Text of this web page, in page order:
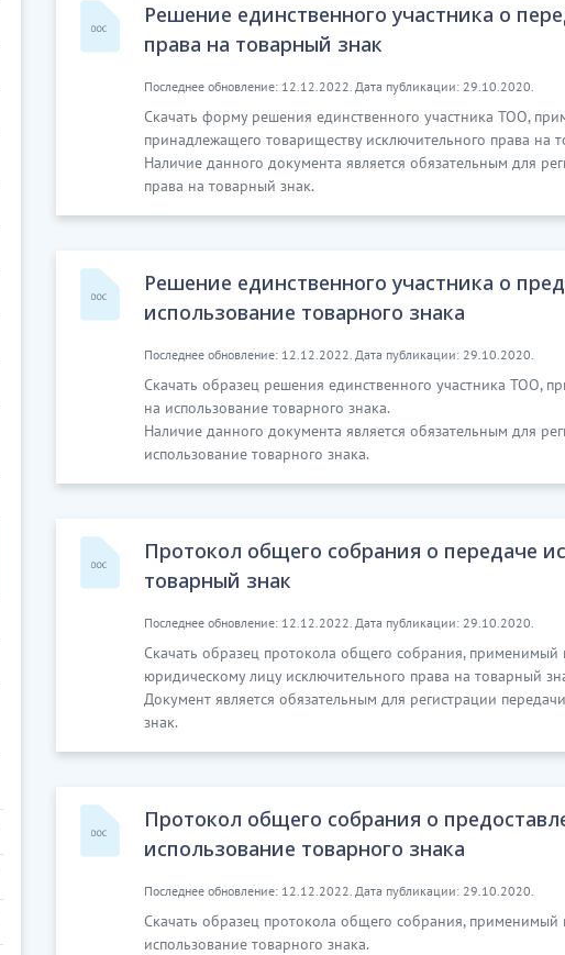
Решение единственного участника о
права на товарный знак
Последнее обновление: 12.12.2022. Дата публикации: 29.10.2020.
Скачать форму решения единственного участника ТОО,
принадлежащего товариществу исключительного права на
Наличие данного документа является обязательным для
права на товарный знак.
Решение единственного участника о
использование товарного знака
Последнее обновление: 12.12.2022. Дата публикации: 29.10.2020.
Скачать образец решения единственного участника ТОО,
на использование товарного знака.
Наличие данного документа является обязательным для
использование товарного знака.
Протокол общего собрания о передаче
товарный знак
Последнее обновление: 12.12.2022. Дата публикации: 29.10.2020.
Скачать образец протокола общего собрания,
юридическому лицу исключительного права на товарный
Документ является обязательным для регистрации
знак.
Протокол общего собрания о
использование товарного знака
Последнее обновление: 12.12.2022. Дата публикации: 29.10.2020.
Скачать образец протокола общего собрания, применимый
использование товарного знака.